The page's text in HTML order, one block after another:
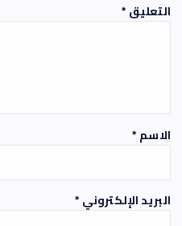
التعليق*
الاسم*
البريد الإلكتروني*